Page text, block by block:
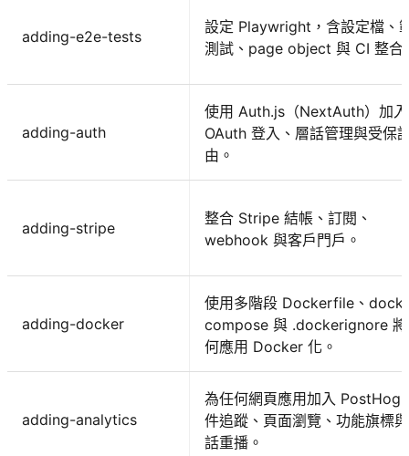
adding-e2e-tests
設定 Playwright，含設定檔、
測試、page object 與 CI 整合
adding-auth
使用 Auth.js（NextAuth）加入
OAuth 登入、層話管理與受保
由。
adding-stripe
整合 Stripe 結帳、訂閱、
webhook 與客戶門戶。
adding-docker
使用多階段 Dockerfile、
compose 與 .dockerignore
何應用 Docker 化。
adding-analytics
為任何網頁應用加入 PostHog
件追蹤、頁面瀏覽、功能旗標
話重播。